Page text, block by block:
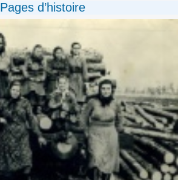
Pages d’histoire